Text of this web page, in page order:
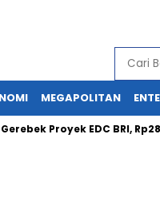
MEGAPOLITAN
Proyek EDC BRI, Rp28